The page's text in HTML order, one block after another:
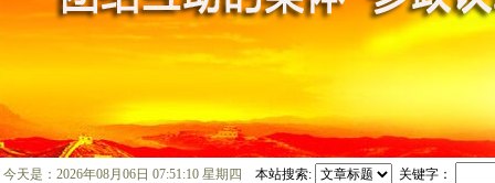
今天是： 2026年08月06日 07:51:11 星期四 本站搜索: 关键字：